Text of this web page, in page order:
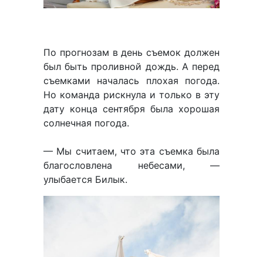
По прогнозам в день съемок должен
был быть проливной дождь. А перед
съемками началась плохая погода.
Но команда рискнула и только в эту
дату конца сентября была хорошая
солнечная погода.
— Мы считаем, что эта съемка была
благословлена небесами, —
улыбается Билык.